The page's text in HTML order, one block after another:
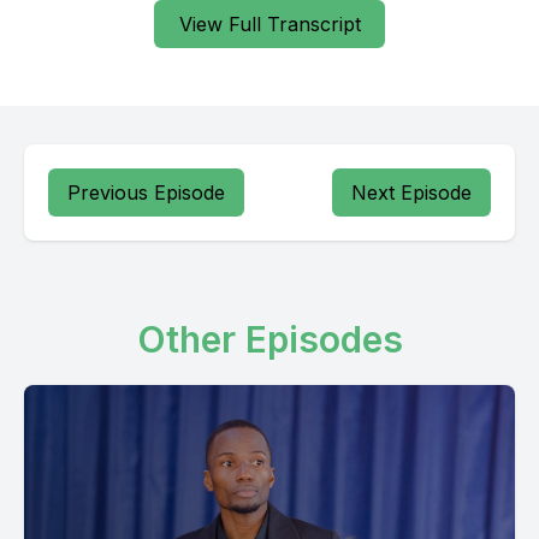
View Full Transcript
[00:00:21] Speaker B: Just as the number division is, no wall
you'll fail to break.
This is a very good blessing.
Ukiukuta ukuta wayeriko mbele, unapasuka, unapishanjia.
Kwa hivyo, kwa hivyo, kwa hivyo, kwa hivyo, kwa hivyo, kwa
hivyo, kwa hivyo, kwa hivyo, kwa hivyo, kwa hivyo, kwa kwa
hivyo, kwa kwa hivyo, kwa hivyo, kwa hivyo, kwa hivyo, kwa
hivyo, kwa hivyo, kwa hivyo, kwa hivyo, kwa hivyo, kwa
hivyo, kwa hivyo, kwa hivyo, kwa hivyo, kwa hivyo, kwa
Previous Episode Next Episode
Other Episodes